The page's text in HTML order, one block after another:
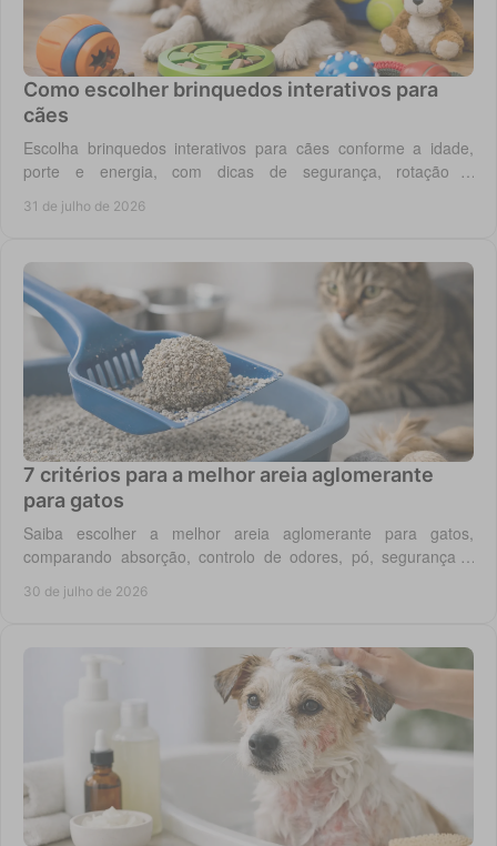
Como escolher brinquedos interativos para
cães
Escolha brinquedos interativos para cães conforme a idade,
porte e energia, com dicas de segurança, rotação e
31 de julho de 2026
7 critérios para a melhor areia aglomerante
para gatos
Saiba escolher a melhor areia aglomerante para gatos,
comparando absorção, controlo de odores, pó, segurança e
30 de julho de 2026